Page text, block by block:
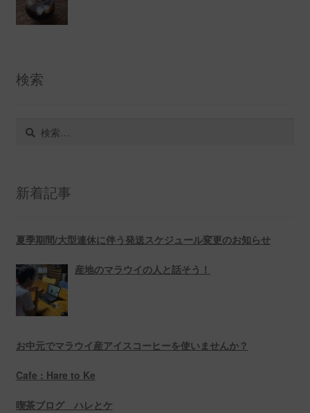
検索
新着記事
夏季期間/大型連休に伴う発送スケジュール変更のお知らせ
産地のマラウイの人と話そう！
お中元でマラウイ産アイスコーヒーを使いませんか？
Cafe : Hare to Ke
喫茶ブログ ハレとケ